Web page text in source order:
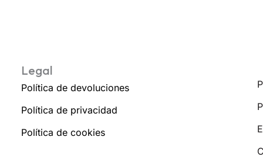
Legal
Política de devoluciones
Política de privacidad
Política de cookies